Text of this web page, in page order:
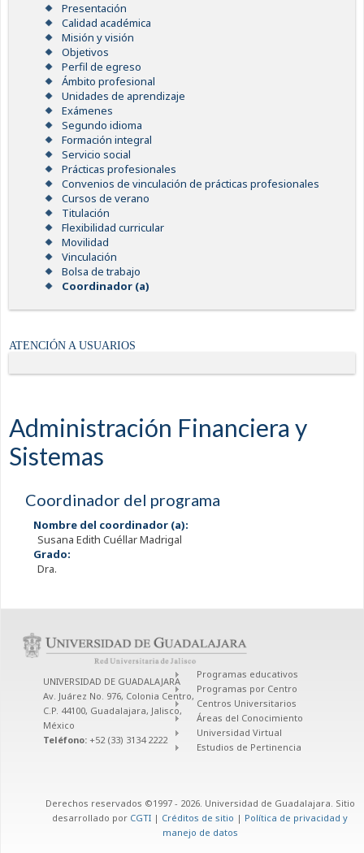
Presentación
Calidad académica
Misión y visión
Objetivos
Perfil de egreso
Ámbito profesional
Unidades de aprendizaje
Exámenes
Segundo idioma
Formación integral
Servicio social
Prácticas profesionales
Convenios de vinculación de prácticas profesionales
Cursos de verano
Titulación
Flexibilidad curricular
Movilidad
Vinculación
Bolsa de trabajo
Coordinador (a)
ATENCIÓN A USUARIOS
Administración Financiera y
Sistemas
Coordinador del programa
Nombre del coordinador (a):
Susana Edith Cuéllar Madrigal
Grado:
Dra.
UNIVERSIDAD DE GUADALAJARA
Av. Juárez No. 976, Colonia Centro,
C.P. 44100, Guadalajara, Jalisco,
México
Teléfono: +52 (33) 3134 2222
Programas educativos
Programas por Centro
Centros Universitarios
Áreas del Conocimiento
Universidad Virtual
Estudios de Pertinencia
Derechos reservados ©1997 - 2026. Universidad de Guadalajara. Sitio
desarrollado por CGTI | Créditos de sitio | Política de privacidad y
manejo de datos